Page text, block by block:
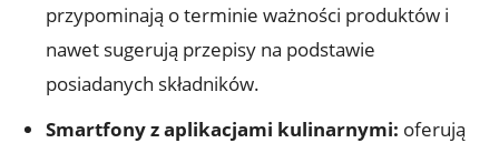
przypominają o terminie ważności produktów i
nawet sugerują przepisy na podstawie
posiadanych składników.
Smartfony z aplikacjami kulinarnymi: oferują